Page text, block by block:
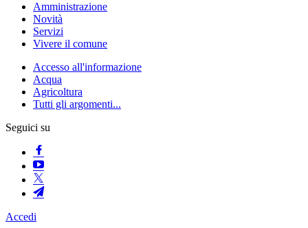
Amministrazione
Novità
Servizi
Vivere il comune
Accesso all'informazione
Acqua
Agricoltura
Tutti gli argomenti...
Seguici su
Accedi